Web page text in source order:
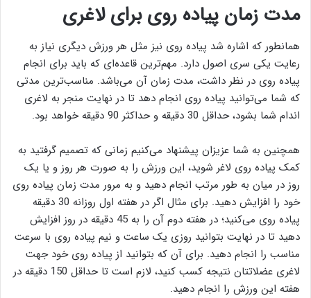
مدت زمان پیاده روی برای لاغری
همانطور که اشاره شد پیاده روی نیز مثل هر ورزش دیگری نیاز به
رعایت یکی سری اصول دارد. مهم‌ترین قاعده‌ای که باید برای انجام
پیاده روی در نظر داشت، مدت زمان آن می‌باشد. مناسب‌ترین مدتی
که شما می‌توانید پیاده روی انجام دهد تا در نهایت منجر به لاغری
اندام شما بشود، حداقل 30 دقیقه و حداکثر 90 دقیقه خواهد بود.
همچنین به شما عزیزان پیشنهاد می‌کنیم زمانی که تصمیم گرفتید به
کمک پیاده روی لاغر شوید، این ورزش را به صورت هر روز و یا یک
روز در میان به طور مرتب انجام دهید و به مرور مدت زمان پیاده روی
خود را افزایش دهید. برای مثال اگر در هفته اول روزانه 30 دقیقه
پیاده روی می‌کنید؛ در هفته دوم آن را به 45 دقیقه در روز افزایش
دهید تا در نهایت بتوانید روزی یک ساعت و نیم پیاده روی با سرعت
مناسب را انجام دهید. برای آن که بتوانید از پیاده روی خود جهت
لاغری عضلاتتان نتیجه کسب کنید، لازم است تا حداقل 150 دقیقه در
هفته این ورزش را انجام دهید.